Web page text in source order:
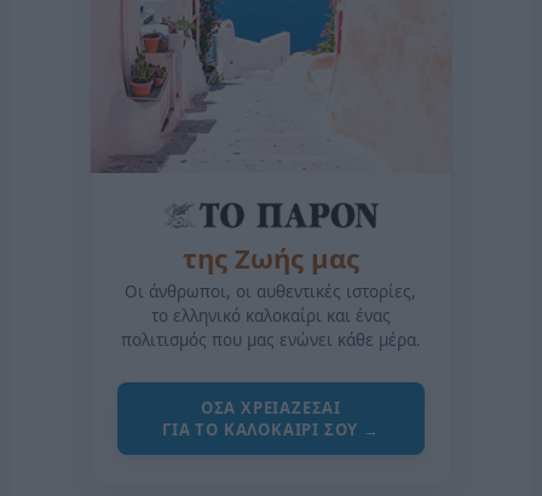
της Ζωής μας
Οι άνθρωποι, οι αυθεντικές ιστορίες,
το ελληνικό καλοκαίρι και ένας
πολιτισμός που μας ενώνει κάθε μέρα.
ΟΣΑ ΧΡΕΙΑΖΕΣΑΙ
ΓΙΑ ΤΟ ΚΑΛΟΚΑΙΡΙ ΣΟΥ →